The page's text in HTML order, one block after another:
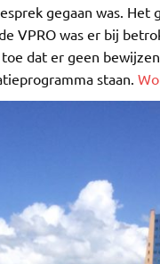
gegaan was.
VPRO was er bij
dat er geen
staan.